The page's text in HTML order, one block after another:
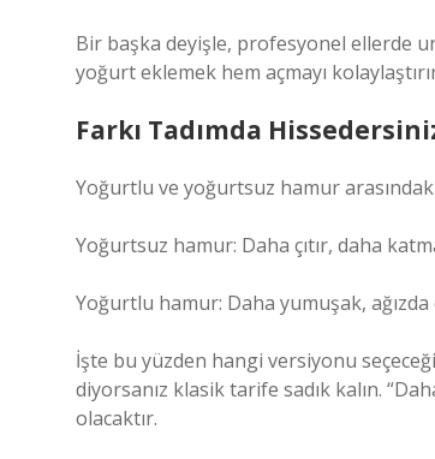
Bir başka deyişle, profesyonel ellerde
yoğurt eklemek hem açmayı
Farkı Tadımda
Yoğurtlu ve yoğurtsuz hamur
Yoğurtsuz hamur: Daha çıtır, daha
Yoğurtlu hamur: Daha yumuşak,
İşte bu yüzden hangi versiyonu
diyorsanız klasik tarife sadık kalın.
olacaktır.